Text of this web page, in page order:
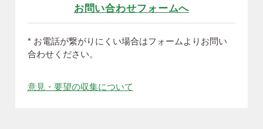
お問い合わせフォームへ
* お電話が繋がりにくい場合はフォームよりお問い
合わせください。
意見・要望の収集について